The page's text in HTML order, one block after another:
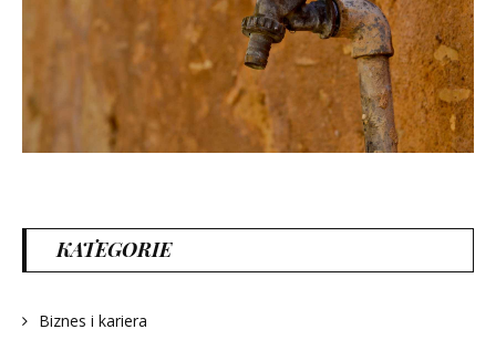
KATEGORIE
Biznes i kariera